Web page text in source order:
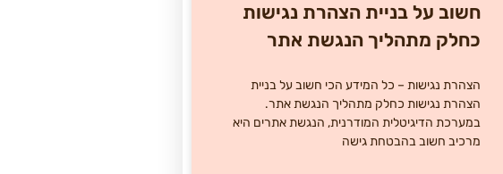
חשוב על בניית הצהרת נגישות
כחלק מתהליך הנגשת אתר
הצהרת נגישות – כל המידע הכי חשוב על בניית
הצהרת נגישות כחלק מתהליך הנגשת אתר.
במערכת הדיגיטלית המודרנית, הנגשת אתרים היא
מרכיב חשוב בהבטחת גישה